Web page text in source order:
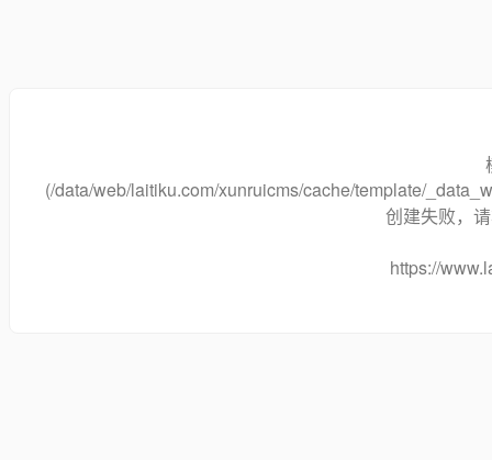
(/data/web/laitiku.com/xunruicms/cache/template/
创建失败，
https://